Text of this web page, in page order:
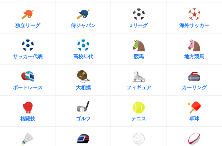
独立リーグ 侍ジャパン Jリーグ 海外サッカー
サッカー代表 高校年代 競馬 地方競馬
ボートレース 大相撲 フィギュア カーリング
格闘技 ゴルフ テニス 卓球